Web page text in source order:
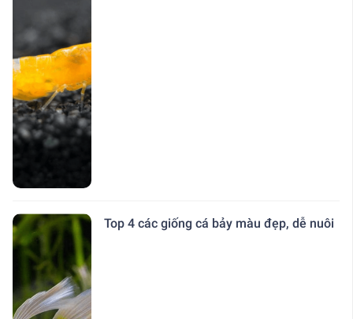
Top 4 các giống cá bảy màu đẹp, dễ nuôi